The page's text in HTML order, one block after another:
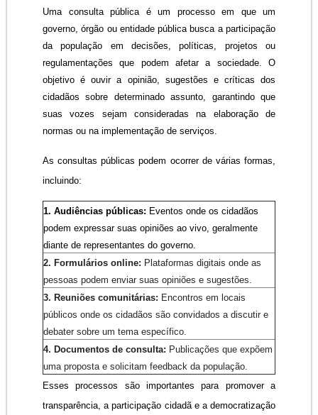
Uma consulta pública é um processo em que um
governo, órgão ou entidade pública busca a participação
da população em decisões, políticas, projetos ou
regulamentações que podem afetar a sociedade. O
objetivo é ouvir a opinião, sugestões e críticas dos
cidadãos sobre determinado assunto, garantindo que
suas vozes sejam consideradas na elaboração de
normas ou na implementação de serviços.
As consultas públicas podem ocorrer de várias formas,
incluindo:
1. Audiências públicas: Eventos onde os cidadãos
podem expressar suas opiniões ao vivo, geralmente
diante de representantes do governo.
2. Formulários online: Plataformas digitais onde as
pessoas podem enviar suas opiniões e sugestões.
3. Reuniões comunitárias: Encontros em locais
públicos onde os cidadãos são convidados a discutir e
debater sobre um tema específico.
4. Documentos de consulta: Publicações que expõem
uma proposta e solicitam feedback da população.
Esses processos são importantes para promover a
transparência, a participação cidadã e a democratização